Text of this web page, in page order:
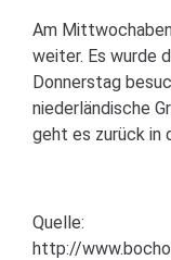
Am
weiter. Es wurde
Donnerstag
niederländische
geht es zurück in
Quelle:
http://